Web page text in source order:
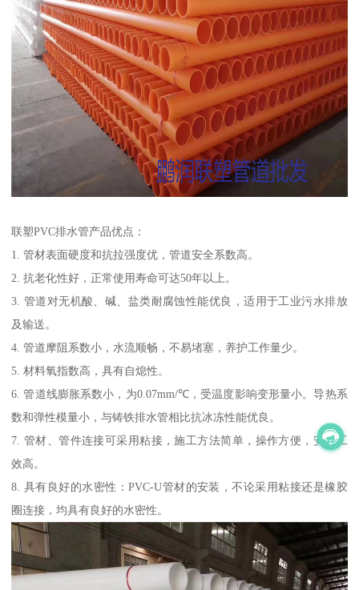
联塑PVC排水管产品优点：
1. 管材表面硬度和抗拉强度优，管道安全系数高。
2. 抗老化性好，正常使用寿命可达50年以上。
3. 管道对无机酸、碱、盐类耐腐蚀性能优良，适用于工业污水排放
及输送。
4. 管道摩阻系数小，水流顺畅，不易堵塞，养护工作量少。
5. 材料氧指数高，具有自熄性。
6. 管道线膨胀系数小，为0.07mm/℃，受温度影响变形量小。导热系
数和弹性模量小，与铸铁排水管相比抗冰冻性能优良。
7. 管材、管件连接可采用粘接，施工方法简单，操作方便，安装工
效高。
8. 具有良好的水密性：PVC-U管材的安装，不论采用粘接还是橡胶
圈连接，均具有良好的水密性。